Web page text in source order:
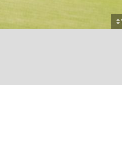
首相・...
タ超え...